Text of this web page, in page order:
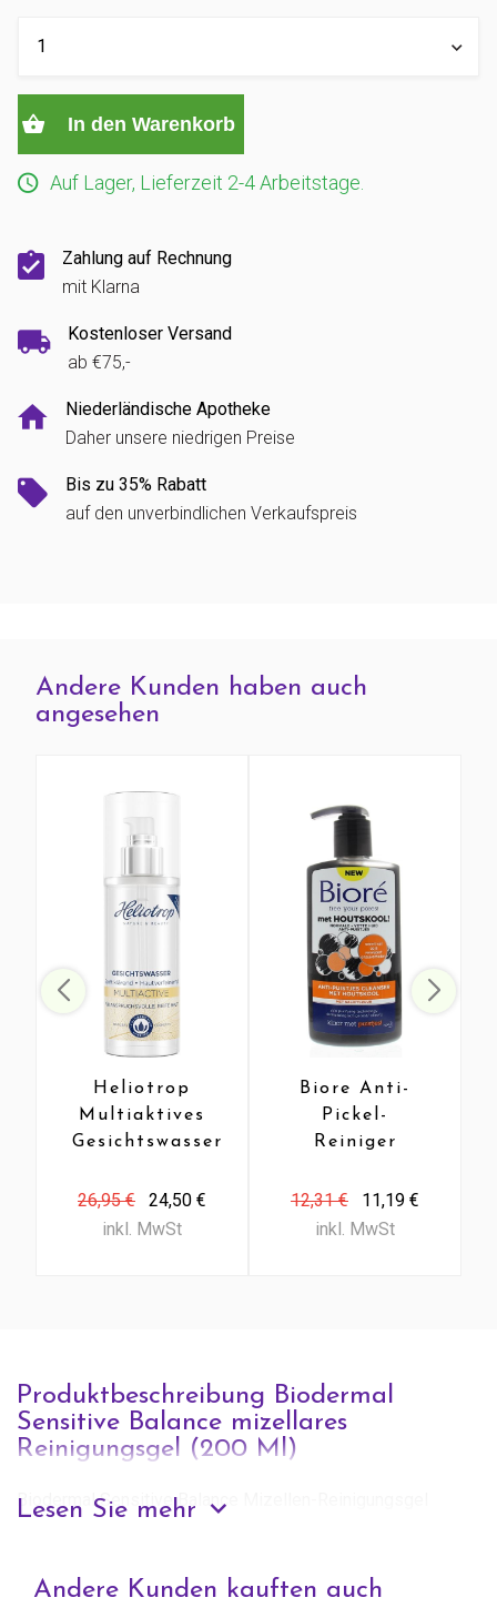
In den Warenkorb
Auf Lager, Lieferzeit 2-4 Arbeitstage.
Zahlung auf Rechnung
mit Klarna
Kostenloser Versand
ab €75,-
Niederländische Apotheke
Daher unsere niedrigen Preise
Bis zu 35% Rabatt
auf den unverbindlichen Verkaufspreis
Produktbeschreibung Biodermal
Sensitive Balance mizellares
Reinigungsgel (200 Ml)
Biodermal Sensitive Balance Mizellen-Reinigungsgel
empfindliche Haut entwickelt. Die sorgfältig ausgewählten
Lesen Sie mehr
Andere Kunden haben auch
angesehen
Heliotrop
Multiaktives
Gesichtswasser
26,95 €
24,50 €
inkl. MwSt
Biore Anti-
Pickel-
Reiniger
Ml)
12,31 €
11,19 €
inkl. MwSt
Andere Kunden kauften auch